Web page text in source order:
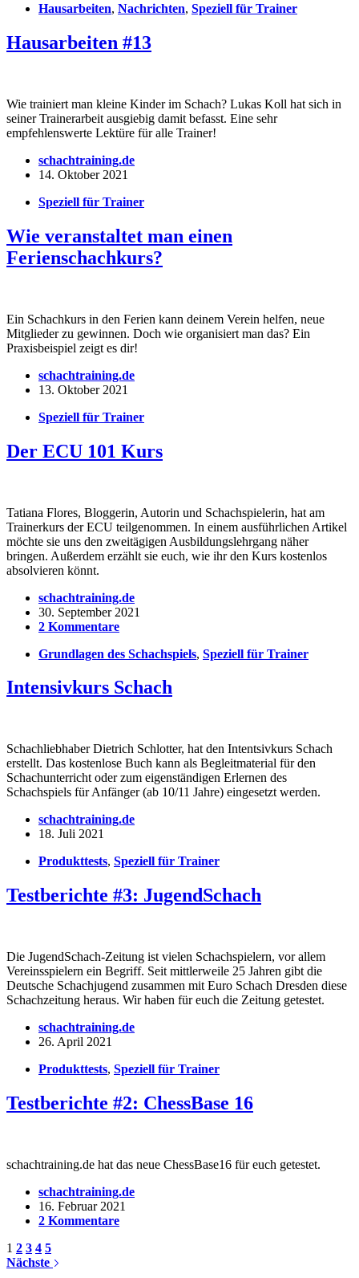
Hausarbeiten, Nachrichten, Speziell für Trainer
Hausarbeiten #13
Wie trainiert man kleine Kinder im Schach? Lukas Koll hat sich in
seiner Trainerarbeit ausgiebig damit befasst. Eine sehr
empfehlenswerte Lektüre für alle Trainer!
schachtraining.de
14. Oktober 2021
Speziell für Trainer
Wie veranstaltet man einen
Ferienschachkurs?
Ein Schachkurs in den Ferien kann deinem Verein helfen, neue
Mitglieder zu gewinnen. Doch wie organisiert man das? Ein
Praxisbeispiel zeigt es dir!
schachtraining.de
13. Oktober 2021
Speziell für Trainer
Der ECU 101 Kurs
Tatiana Flores, Bloggerin, Autorin und Schachspielerin, hat am
Trainerkurs der ECU teilgenommen. In einem ausführlichen Artikel
möchte sie uns den zweitägigen Ausbildungslehrgang näher
bringen. Außerdem erzählt sie euch, wie ihr den Kurs kostenlos
absolvieren könnt.
schachtraining.de
30. September 2021
2 Kommentare
Grundlagen des Schachspiels, Speziell für Trainer
Intensivkurs Schach
Schachliebhaber Dietrich Schlotter, hat den Intentsivkurs Schach
erstellt. Das kostenlose Buch kann als Begleitmaterial für den
Schachunterricht oder zum eigenständigen Erlernen des
Schachspiels für Anfänger (ab 10/11 Jahre) eingesetzt werden.
schachtraining.de
18. Juli 2021
Produkttests, Speziell für Trainer
Testberichte #3: JugendSchach
Die JugendSchach-Zeitung ist vielen Schachspielern, vor allem
Vereinsspielern ein Begriff. Seit mittlerweile 25 Jahren gibt die
Deutsche Schachjugend zusammen mit Euro Schach Dresden diese
Schachzeitung heraus. Wir haben für euch die Zeitung getestet.
schachtraining.de
26. April 2021
Produkttests, Speziell für Trainer
Testberichte #2: ChessBase 16
schachtraining.de hat das neue ChessBase16 für euch getestet.
schachtraining.de
16. Februar 2021
2 Kommentare
1 2 3 4 5
Nächste